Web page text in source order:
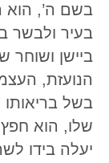
בשם ה’, הוא
בעיר ולבשר
ביישן
הנועזת,
בשל בריאותו
שלו, הוא
יעלה בידו